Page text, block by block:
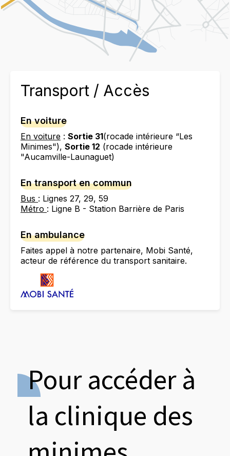
Transport / Accès
En voiture
En voiture : Sortie 31(rocade intérieure “Les
Minimes"), Sortie 12 (rocade intérieure
"Aucamville-Launaguet)
En transport en commun
Bus : Lignes 27, 29, 59
Métro : Ligne B - Station Barrière de Paris
En ambulance
Faites appel à notre partenaire, Mobi Santé,
acteur de référence du transport sanitaire.
Pour accéder à
la clinique des